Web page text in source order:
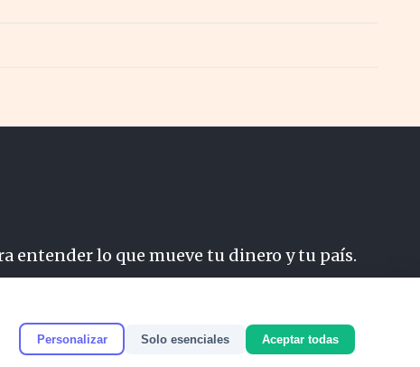
entender lo que mueve tu dinero y tu país.
Personalizar Solo esenciales Aceptar todas